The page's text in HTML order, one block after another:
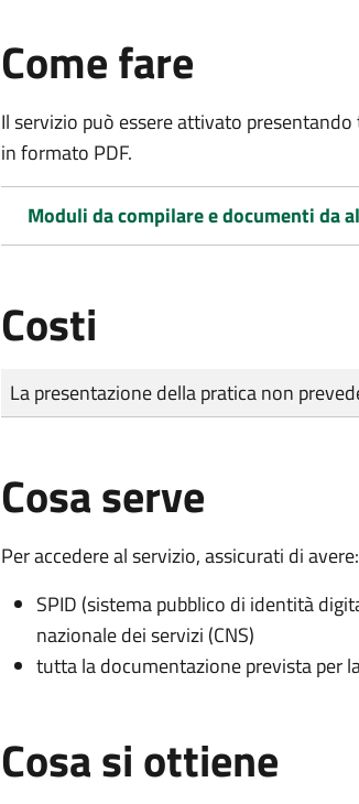
Come fare
Il servizio può essere attivato
in formato PDF.
Moduli da compilare e documenti da
Costi
Tipo di pagamento
Importo
La presentazione della pratica non
Cosa serve
Per accedere al servizio, assicurati di avere:
SPID (sistema pubblico di identità
nazionale dei servizi (CNS)
tutta la documentazione prevista per
Cosa si ottiene